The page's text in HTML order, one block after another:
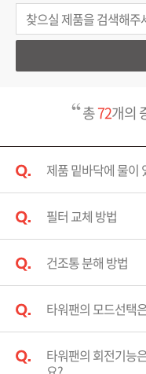
총72개의
제품 밑바닥에 물이
필터 교체 방법
건조통 분해 방법
타워팬의 모드선택
타워팬의 회전기능